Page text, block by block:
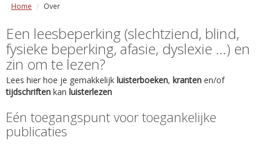
Home Over
Een leesbeperking (slechtziend, blind,
fysieke beperking, afasie, dyslexie ...) en
zin om te lezen?
Lees hier hoe je gemakkelijk luisterboeken, kranten en/of
tijdschriften kan luisterlezen
Eén toegangspunt voor toegankelijke
publicaties